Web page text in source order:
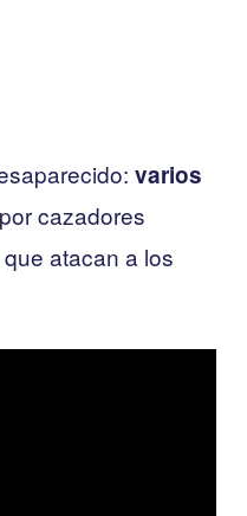
varios
cazadores
que atacan a los